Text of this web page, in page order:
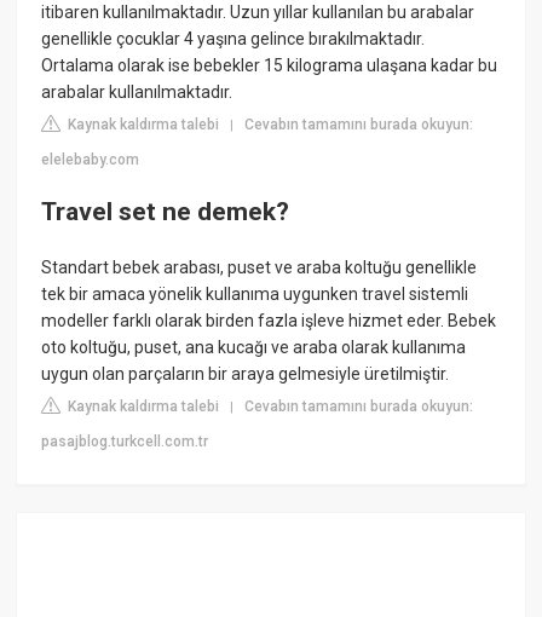
itibaren kullanılmaktadır. Uzun yıllar kullanılan bu arabalar
genellikle çocuklar 4 yaşına gelince bırakılmaktadır.
Ortalama olarak ise bebekler 15 kilograma ulaşana kadar bu
arabalar kullanılmaktadır.
Kaynak kaldırma talebi |Cevabın tamamını burada okuyun:
elelebaby.com
Travel set ne demek?
Standart bebek arabası, puset ve araba koltuğu genellikle
tek bir amaca yönelik kullanıma uygunken travel sistemli
modeller farklı olarak birden fazla işleve hizmet eder. Bebek
oto koltuğu, puset, ana kucağı ve araba olarak kullanıma
uygun olan parçaların bir araya gelmesiyle üretilmiştir.
Kaynak kaldırma talebi |Cevabın tamamını burada okuyun:
pasajblog.turkcell.com.tr